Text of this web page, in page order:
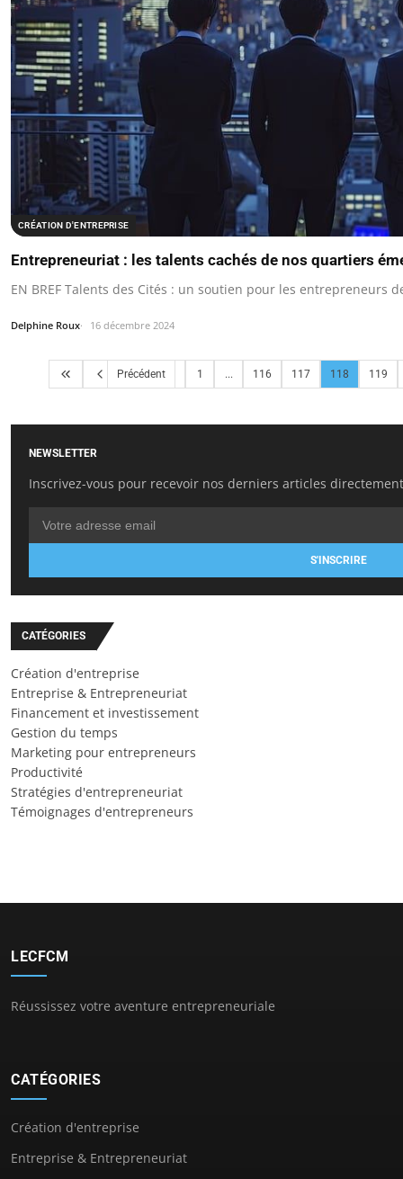
CRÉATION D'ENTREPRISE
Entrepreneuriat : les talents cachés de nos quartiers
EN BREF Talents des Cités : un soutien pour les entrepreneurs
Delphine Roux 16 décembre 2024
Précédent 1 ... 116 117 118 119
NEWSLETTER
Inscrivez-vous pour recevoir nos derniers articles
S'INSCRIRE
CATÉGORIES
Création d'entreprise
Entreprise & Entrepreneuriat
Financement et investissement
Gestion du temps
Marketing pour entrepreneurs
Productivité
Stratégies d'entrepreneuriat
Témoignages d'entrepreneurs
LECFCM
Réussissez votre aventure entrepreneuriale
CATÉGORIES
Création d'entreprise
Entreprise & Entrepreneuriat